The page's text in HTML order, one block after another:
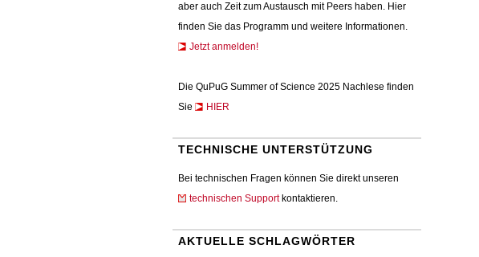
aber auch Zeit zum Austausch mit Peers haben. Hier
finden Sie das Programm und weitere Informationen.
Jetzt anmelden!
Die QuPuG Summer of Science 2025 Nachlese finden
Sie
HIER
TECHNISCHE UNTERSTÜTZUNG
Bei technischen Fragen können Sie direkt unseren
technischen Supportkontaktieren.
AKTUELLE SCHLAGWÖRTER